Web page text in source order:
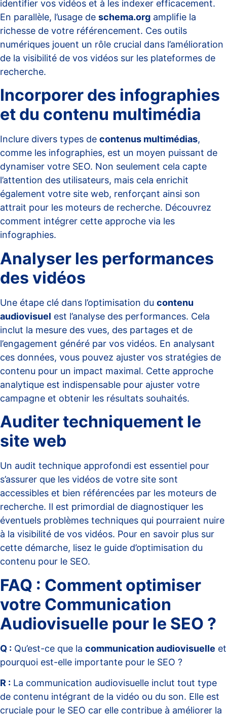
identifier vos vidéos et à les indexer efficacement.
En parallèle, l’usage de schema.org amplifie la
richesse de votre référencement. Ces outils
numériques jouent un rôle crucial dans l’amélioration
de la visibilité de vos vidéos sur les plateformes de
recherche.
Incorporer des infographies
et du contenu multimédia
Inclure divers types de contenus multimédias,
comme les infographies, est un moyen puissant de
dynamiser votre SEO. Non seulement cela capte
l’attention des utilisateurs, mais cela enrichit
également votre site web, renforçant ainsi son
attrait pour les moteurs de recherche. Découvrez
comment intégrer cette approche via les
infographies.
Analyser les performances
des vidéos
Une étape clé dans l’optimisation du contenu
audiovisuel est l’analyse des performances. Cela
inclut la mesure des vues, des partages et de
l’engagement généré par vos vidéos. En analysant
ces données, vous pouvez ajuster vos stratégies de
contenu pour un impact maximal. Cette approche
analytique est indispensable pour ajuster votre
campagne et obtenir les résultats souhaités.
Auditer techniquement le
site web
Un audit technique approfondi est essentiel pour
s’assurer que les vidéos de votre site sont
accessibles et bien référencées par les moteurs de
recherche. Il est primordial de diagnostiquer les
éventuels problèmes techniques qui pourraient nuire
à la visibilité de vos vidéos. Pour en savoir plus sur
cette démarche, lisez le guide d’optimisation du
contenu pour le SEO.
FAQ : Comment optimiser
votre Communication
Audiovisuelle pour le SEO ?
Q : Qu’est-ce que la communication audiovisuelle et
pourquoi est-elle importante pour le SEO ?
R : La communication audiovisuelle inclut tout type
de contenu intégrant de la vidéo ou du son. Elle est
cruciale pour le SEO car elle contribue à améliorer la